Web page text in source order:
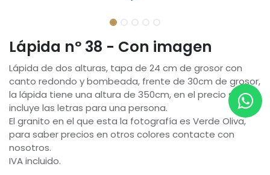
Lápida nº 38 - Con imagen
Lápida de dos alturas, tapa de 24 cm de grosor con
canto redondo y bombeada, frente de 30cm de grosor,
la lápida tiene una altura de 350cm, en el precio se
incluye las letras para una persona.
El granito en el que esta la fotografía es Verde Oliva,
para saber precios en otros colores contacte con
nosotros.
IVA incluido.